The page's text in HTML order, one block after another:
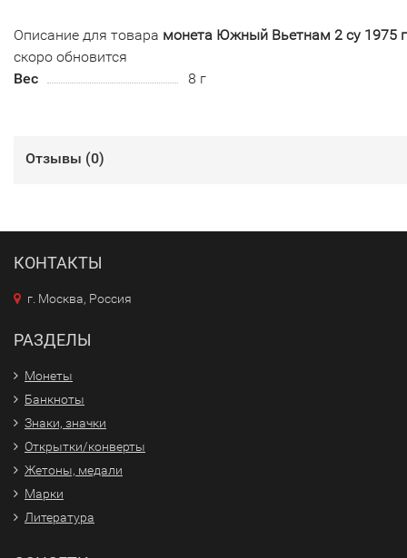
Описание для товара монета Южный Вьетнам 2 су 1975
скоро обновится
Вес
8 г
Отзывы (0)
КОНТАКТЫ
г. Москва, Россия
РАЗДЕЛЫ
Монеты
Банкноты
Знаки, значки
Открытки/конверты
Жетоны, медали
Марки
Литература